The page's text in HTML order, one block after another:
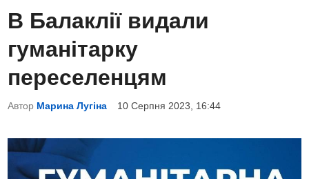
o
s
e
d
i
В Балаклії видали
гуманітарку
переселенцям
Автор Марина Лугіна 10 Серпня 2023, 16:44